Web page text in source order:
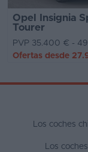
Opel Insignia
Tourer
PVP 35.400 € -
Ofertas desde
Los coches
Los